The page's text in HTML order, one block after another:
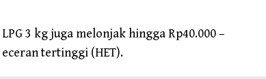
3 kg juga melonjak hingga Rp40.000 –
tertinggi (HET).